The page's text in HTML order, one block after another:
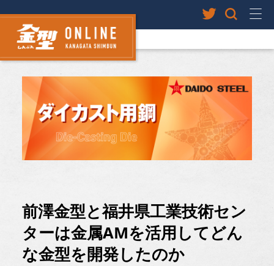
前澤金型と福井県工業技術セン
ターは金属AMを活用してどん
な金型を開発したのか